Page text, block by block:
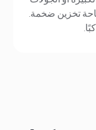
تخزين ضخمة.